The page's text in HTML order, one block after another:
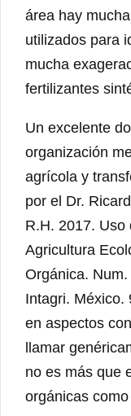
área hay
utilizados para
mucha
fertilizantes
Un excelente
organización
agrícola y
por el Dr.
R.H. 2017. Uso
Agricultura
Orgánica.
Intagri. México.
en aspectos
llamar
no es más que
orgánicas